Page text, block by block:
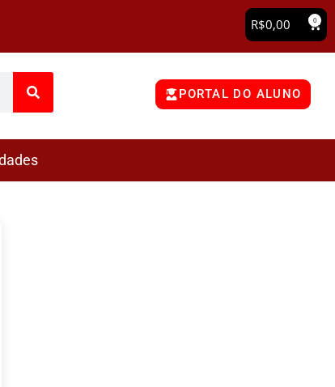
R$0,00 0
PORTAL DO ALUNO